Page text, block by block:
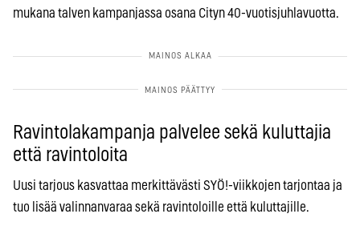
mukana talven kampanjassa osana Cityn 40-vuotisjuhlavuotta.
Ravintolakampanja palvelee sekä kuluttajia
että ravintoloita
Uusi tarjous kasvattaa merkittävästi SYÖ!-viikkojen tarjontaa ja
tuo lisää valinnanvaraa sekä ravintoloille että kuluttajille.